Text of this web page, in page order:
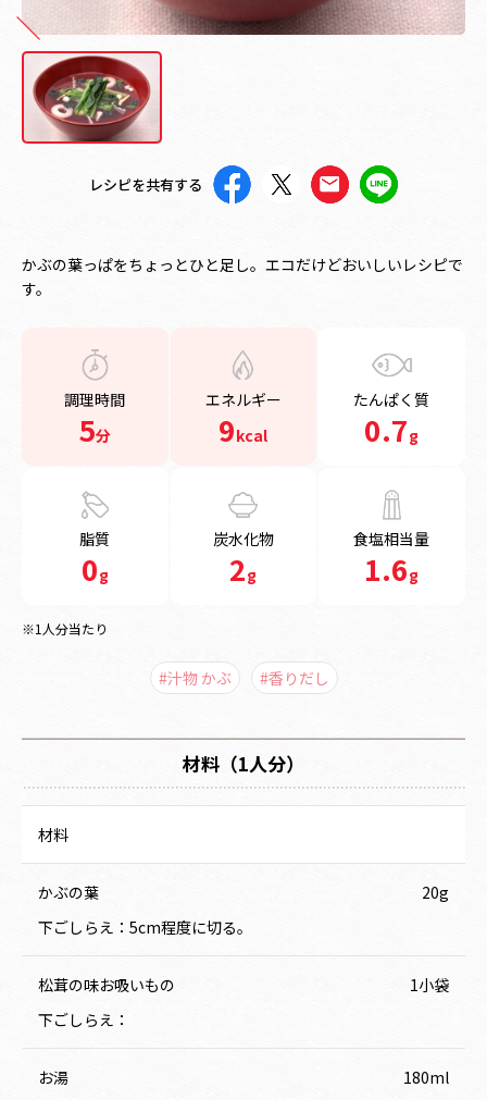
レシピを共有する
かぶの葉っぱをちょっとひと足し。エコだけどおいしいレシピで
す。
調理時間
5分
エネルギー
9kcal
たんぱく質
0.7g
脂質
0g
炭水化物
2g
食塩相当量
1.6g
※1人分当たり
#汁物 かぶ #香りだし
材料（1人分）
材料
かぶの葉
20g
下ごしらえ：5cm程度に切る。
松茸の味お吸いもの
1小袋
下ごしらえ：
お湯
180ml